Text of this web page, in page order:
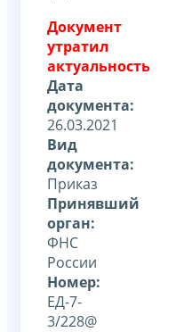
Документ
утратил
актуальность
Дата
документа:
26.03.2021
Вид
документа:
Приказ
Принявший
орган:
ФНС
России
Номер:
ЕД-7-
3/228@